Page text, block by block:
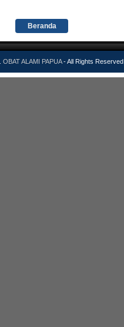
Beranda
OBAT ALAMI PAPUA- All Rights Reserved